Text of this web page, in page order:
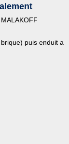
puis enduit a